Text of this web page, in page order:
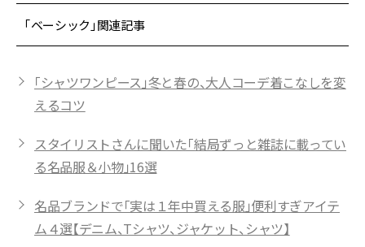
「ベーシック」関連記事
「シャツワンピース」冬と春の、大人コーデ着こなしを変
えるコツ
スタイリストさんに聞いた「結局ずっと雑誌に載ってい
る名品服＆小物」16選
名品ブランドで「実は１年中買える服」便利すぎアイテ
ム４選【デニム、Tシャツ、ジャケット、シャツ】